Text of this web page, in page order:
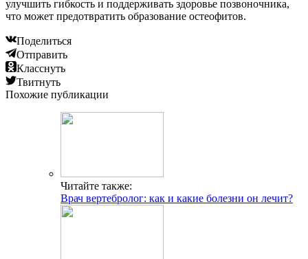
улучшить гибкость и поддерживать здоровье позвоночника,
что может предотвратить образование остеофитов.
Поделиться
Отправить
Класснуть
Твитнуть
Похожие публикации
Читайте также:
Врач вертебролог: как и какие болезни он лечит?